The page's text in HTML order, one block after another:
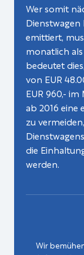
Wer somit
Dienstwagen
emittiert,
monatlich
bedeutet
von EUR
EUR 960,-
ab 2016
zu
die
werden.
Wir